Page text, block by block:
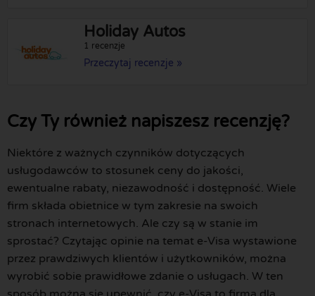
Holiday Autos
1 recenzje
Przeczytaj recenzje »
Czy Ty również napiszesz recenzję?
Niektóre z ważnych czynników dotyczących
usługodawców to stosunek ceny do jakości,
ewentualne rabaty, niezawodność i dostępność. Wiele
firm składa obietnice w tym zakresie na swoich
stronach internetowych. Ale czy są w stanie im
sprostać? Czytając opinie na temat e-Visa wystawione
przez prawdziwych klientów i użytkowników, można
wyrobić sobie prawidłowe zdanie o usługach. W ten